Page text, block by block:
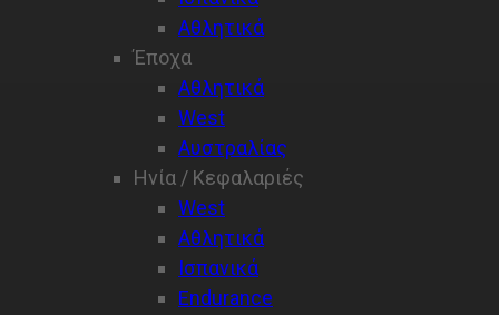
Αθλητικά
Έποχα
Αθλητικά
West
Αυστραλίας
Ηνία / Κεφαλαριές
West
Aθλητικά
Ισπανικά
Endurance